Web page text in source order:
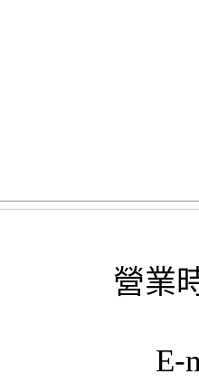
營業
E-